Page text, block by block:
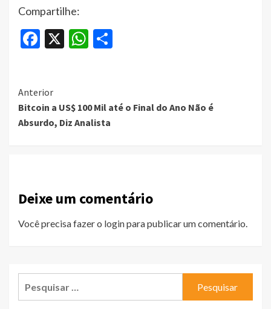
Compartilhe:
Facebook
X WhatsApp
Continue
Reading
Anterior
Bitcoin a US$ 100 Mil até o Final do Ano Não é
Absurdo, Diz Analista
Deixe um comentário
Você precisa fazer o loginpara publicar um comentário.